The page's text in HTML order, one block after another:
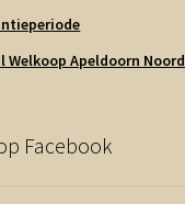
Welkoop Apeldoorn Noord
Facebook